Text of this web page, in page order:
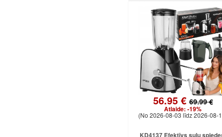
56.95 €69.99 €
Atlaide: -19%
(No 2026-08-03 līdz 2026-08-
KD4137 Efektīvs sulu